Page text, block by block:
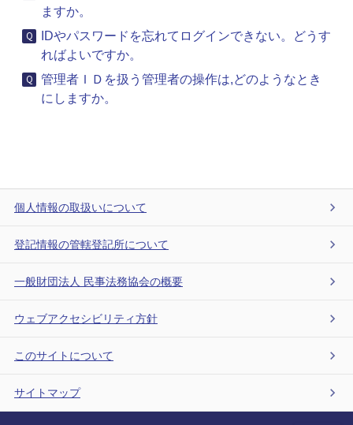
ますか。
IDやパスワードを忘れてログインできない。どうす
ればよいですか。
管理者ＩＤを扱う管理者の操作は,どのようなとき
にしますか。
個人情報の取扱いについて
登記情報の管轄登記所について
一般財団法人 民事法務協会の概要
ウェブアクセシビリティ方針
このサイトについて
サイトマップ